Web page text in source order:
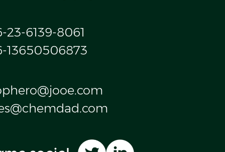
23-6139-8061
13650506873